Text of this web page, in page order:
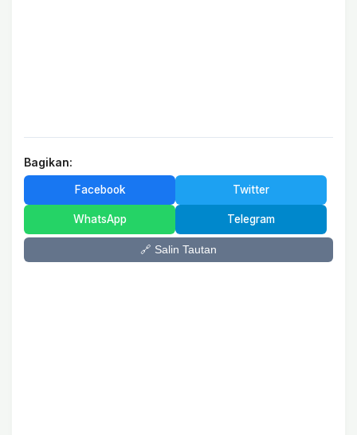
Bagikan:
Facebook Twitter
WhatsApp Telegram
🔗 Salin Tautan